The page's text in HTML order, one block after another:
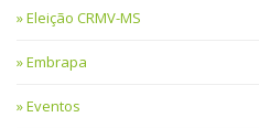
Eleição CRMV-MS
Embrapa
Eventos